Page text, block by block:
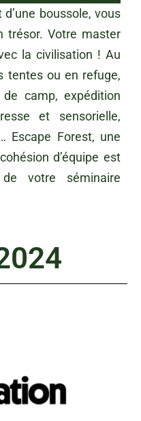
boussole, vous
trésor. Votre master
la civilisation ! Au
tentes ou en refuge,
camp, expédition
et sensorielle,
Escape Forest, une
d’équipe est
votre séminaire